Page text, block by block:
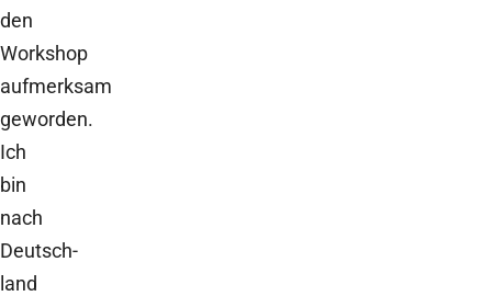
den
Workshop
aufmerksam
geworden.
Ich
bin
nach
Deutsch-
land